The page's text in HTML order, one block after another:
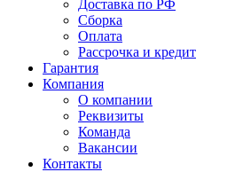
Доставка по РФ
Сборка
Оплата
Рассрочка и кредит
Гарантия
Компания
О компании
Реквизиты
Команда
Вакансии
Контакты